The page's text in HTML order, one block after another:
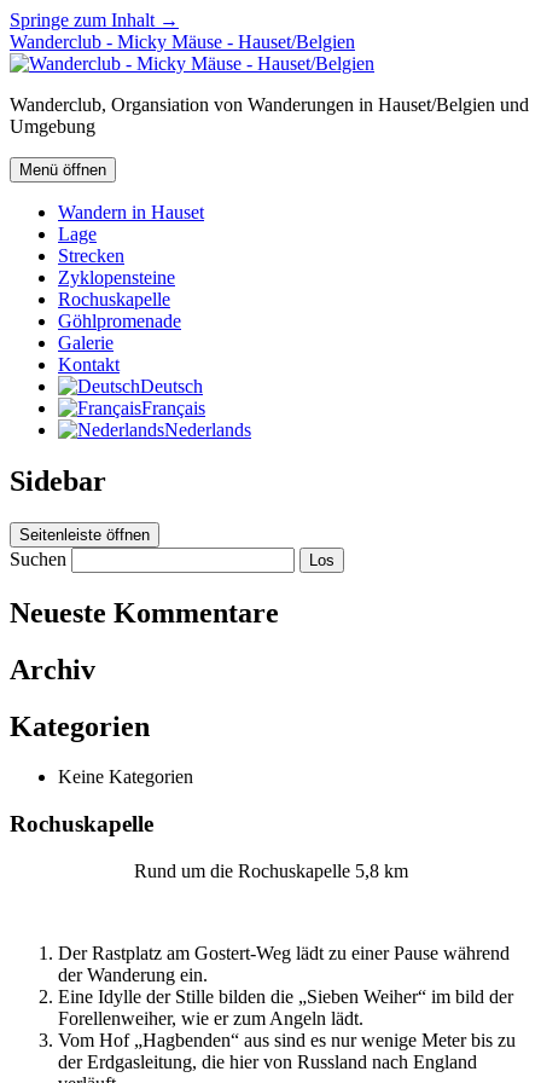
Springe zum Inhalt →
Wanderclub - Micky Mäuse - Hauset/Belgien
Wanderclub, Organsiation von Wanderungen in Hauset/Belgien und
Umgebung
Menü öffnen
Wandern in Hauset
Lage
Strecken
Zyklopensteine
Rochuskapelle
Göhlpromenade
Galerie
Kontakt
Deutsch
Français
Nederlands
Sidebar
Seitenleiste öffnen
Suchen
Neueste Kommentare
Archiv
Kategorien
Keine Kategorien
Rochuskapelle
Rund um die Rochuskapelle 5,8 km
Der Rastplatz am Gostert-Weg lädt zu einer Pause während
der Wanderung ein.
Eine Idylle der Stille bilden die „Sieben Weiher“ im bild der
Forellenweiher, wie er zum Angeln lädt.
Vom Hof „Hagbenden“ aus sind es nur wenige Meter bis zu
der Erdgasleitung, die hier von Russland nach England